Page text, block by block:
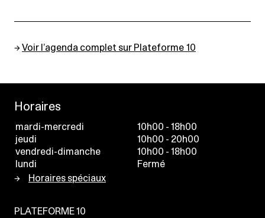
→Voir l’agenda complet sur Plateforme 10
Horaires
mardi-mercredi
10h00 - 18h00
jeudi
10h00 - 20h00
vendredi-dimanche
10h00 - 18h00
lundi
Fermé
Horaires spéciaux
PLATEFORME 10